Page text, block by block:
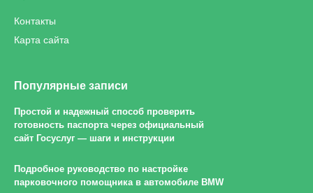
Контакты
Карта сайта
Популярные записи
Простой и надежный способ проверить
готовность паспорта через официальный
сайт Госуслуг — шаги и инструкции
Подробное руководство по настройке
парковочного помощника в автомобиле BMW